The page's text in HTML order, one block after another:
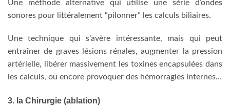
Une méthode alternative qui utilise une série d’ondes
sonores pour littéralement “pilonner” les calculs biliaires.
Une technique qui s’avère intéressante, mais qui peut
entraîner de graves lésions rénales, augmenter la pression
artérielle, libérer massivement les toxines encapsulées dans
les calculs, ou encore provoquer des hémorragies internes…
3. la Chirurgie (ablation)